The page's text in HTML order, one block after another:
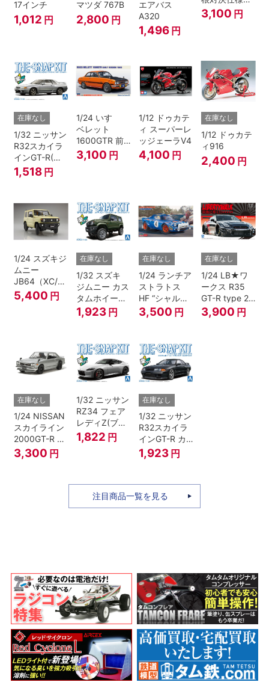
17インチ
1,012 円
マツダ 767B
2,800 円
エアバス
A320
1,496 円
『頭文字D』
3,100 円
在庫なし
1/32 ニッサン
R32スカイラ
インGT-R(ス
パークシルバ
ー)
1,518 円
1/24 いすゞ
ベレット
1600GTR 前
期型（1969）
3,100 円
1/12 ドゥカテ
ィ スーパーレ
ッジェーラV4
4,100 円
在庫なし
1/12 ドゥカテ
ィ916
2,400 円
1/24 スズキジ
ムニー
JB64（XC/シ
フォンアイボ
リーメタリッ
5,400 円
在庫なし
1/32 スズキ
ジムニー カス
タムホイール
(ジャングルグ
リーン)
1,923 円
在庫なし
1/24 ランチア
ストラトス
HF “シャルド
ネ”
3,500 円
在庫なし
1/24 LB★ワ
ークス R35
GT-R type 2
Ver.2
3,900 円
在庫なし
1/24 NISSAN
スカイライン
2000GT-R ス
トリートカス
タム
3,300 円
1/32 ニッサン
RZ34 フェア
レディZ(ブリ
リアントシル
バー)
1,822 円
在庫なし
1/32 ニッサン
R32スカイラ
インGT-R カ
スタムホイー
ル(ブラックパ
ク)
1,923 円
注目商品一覧を見る